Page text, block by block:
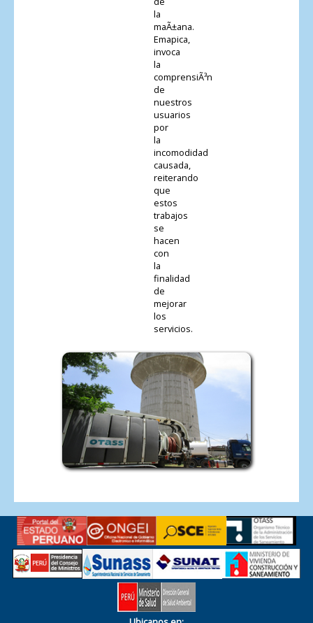
la
maÃ±ana.
Emapica,
invoca
la
comprensiÃ³n
de
nuestros
usuarios
por
la
incomodidad
causada,
reiterando
que
estos
trabajos
se
hacen
con
la
finalidad
de
mejorar
los
servicios.